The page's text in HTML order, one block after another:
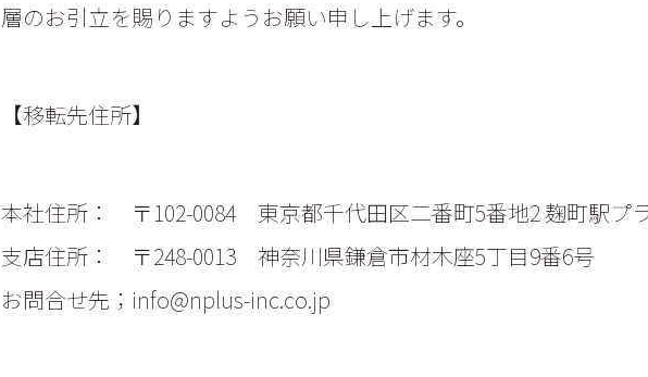
層のお引立を賜りますようお願い申し上げます。
【移転先住所】
本社住所： 〒102-0084 東京都千代田区二番町5番地2 麹町駅プ
支店住所： 〒248-0013 神奈川県鎌倉市材木座5丁目9番6号
お問合せ先；info@nplus-inc.co.jp